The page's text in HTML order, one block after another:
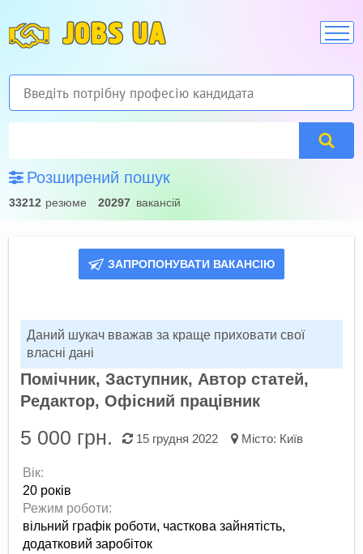
JOBS UA
Розширений пошук
33212 резюме 20297 вакансій
ЗАПРОПОНУВАТИ ВАКАНСІЮ
Даний шукач вважав за краще приховати свої
власні дані
Помічник, Заступник, Автор статей,
Редактор, Офісний працівник
5 000 грн. 15 грудня 2022 Місто: Київ
Вік:
20 років
Режим роботи:
вільний графік роботи, часткова зайнятість,
додатковий заробіток